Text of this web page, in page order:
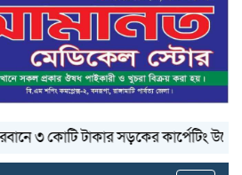
কোটি টাকার সড়কের কার্পেটিং উঠে যাচ্ছে